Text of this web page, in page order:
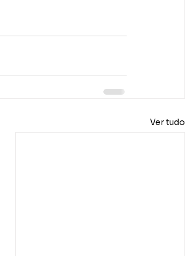
Ver tudo